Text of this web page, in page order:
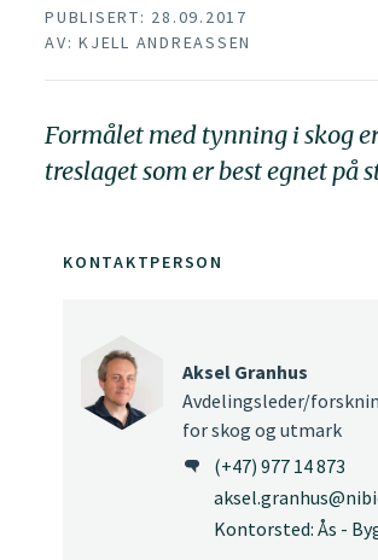
PUBLISERT: 28.09.2017
AV: KJELL ANDREASSEN
Formålet med tynning i skog
treslaget som er best egnet
KONTAKTPERSON
Aksel Granhus
Avdelingsleder/
for skog og utmark
(+47) 977 14 873
Kontorsted: Ås -